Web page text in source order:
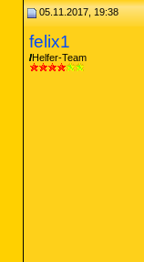
05.11.2017, 19:38
felix1
Helfer-Team